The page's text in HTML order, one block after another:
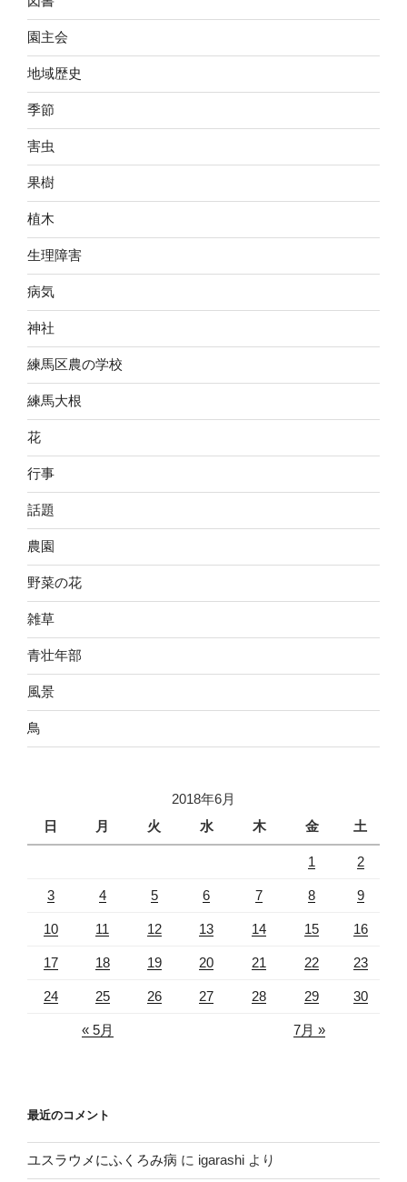
園主会
地域歴史
季節
害虫
果樹
植木
生理障害
病気
神社
練馬区農の学校
練馬大根
花
行事
話題
農園
野菜の花
雑草
青壮年部
風景
鳥
2018年6月
日
月 火 水 木 金 土
1 2
3 4 5 6 7 8 9
10 11 12 13 14 15 16
17 18 19 20 21 22 23
24 25 26 27 28 29 30
« 5月 7月 »
最近のコメント
ユスラウメにふくろみ病 に igarashi より